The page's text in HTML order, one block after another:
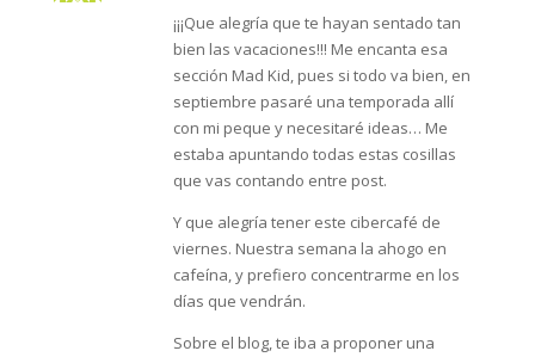
¡¡¡Que alegría que te hayan sentado tan
bien las vacaciones!!! Me encanta esa
sección Mad Kid, pues si todo va bien, en
septiembre pasaré una temporada allí
con mi peque y necesitaré ideas… Me
estaba apuntando todas estas cosillas
que vas contando entre post.
Y que alegría tener este cibercafé de
viernes. Nuestra semana la ahogo en
cafeína, y prefiero concentrarme en los
días que vendrán.
Sobre el blog, te iba a proponer una